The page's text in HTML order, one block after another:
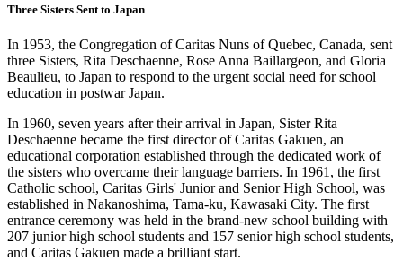
Three Sisters Sent to Japan
In 1953, the Congregation of Caritas Nuns of Quebec, Canada, sent
three Sisters, Rita Deschaenne, Rose Anna Baillargeon, and Gloria
Beaulieu, to Japan to respond to the urgent social need for school
education in postwar Japan.
In 1960, seven years after their arrival in Japan, Sister Rita
Deschaenne became the first director of Caritas Gakuen, an
educational corporation established through the dedicated work of
the sisters who overcame their language barriers. In 1961, the first
Catholic school, Caritas Girls' Junior and Senior High School, was
established in Nakanoshima, Tama-ku, Kawasaki City. The first
entrance ceremony was held in the brand-new school building with
207 junior high school students and 157 senior high school students,
and Caritas Gakuen made a brilliant start.